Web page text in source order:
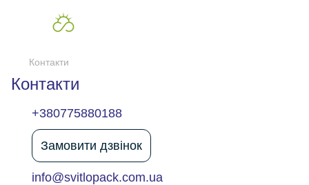
Контакти
Контакти
+380775880188
Замовити дзвінок
info@svitlopack.com.ua